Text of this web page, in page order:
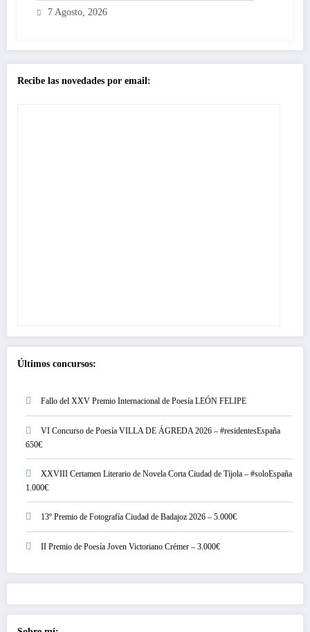
7 Agosto, 2026
Recibe las novedades por email:
Últimos concursos:
Fallo del XXV Premio Internacional de Poesía LEÓN FELIPE
VI Concurso de Poesía VILLA DE ÁGREDA 2026 – #residentesEspaña
650€
XXVIII Certamen Literario de Novela Corta Ciudad de Tíjola – #soloEspaña
1.000€
13º Premio de Fotografía Ciudad de Badajoz 2026 – 5.000€
II Premio de Poesía Joven Victoriano Crémer – 3.000€